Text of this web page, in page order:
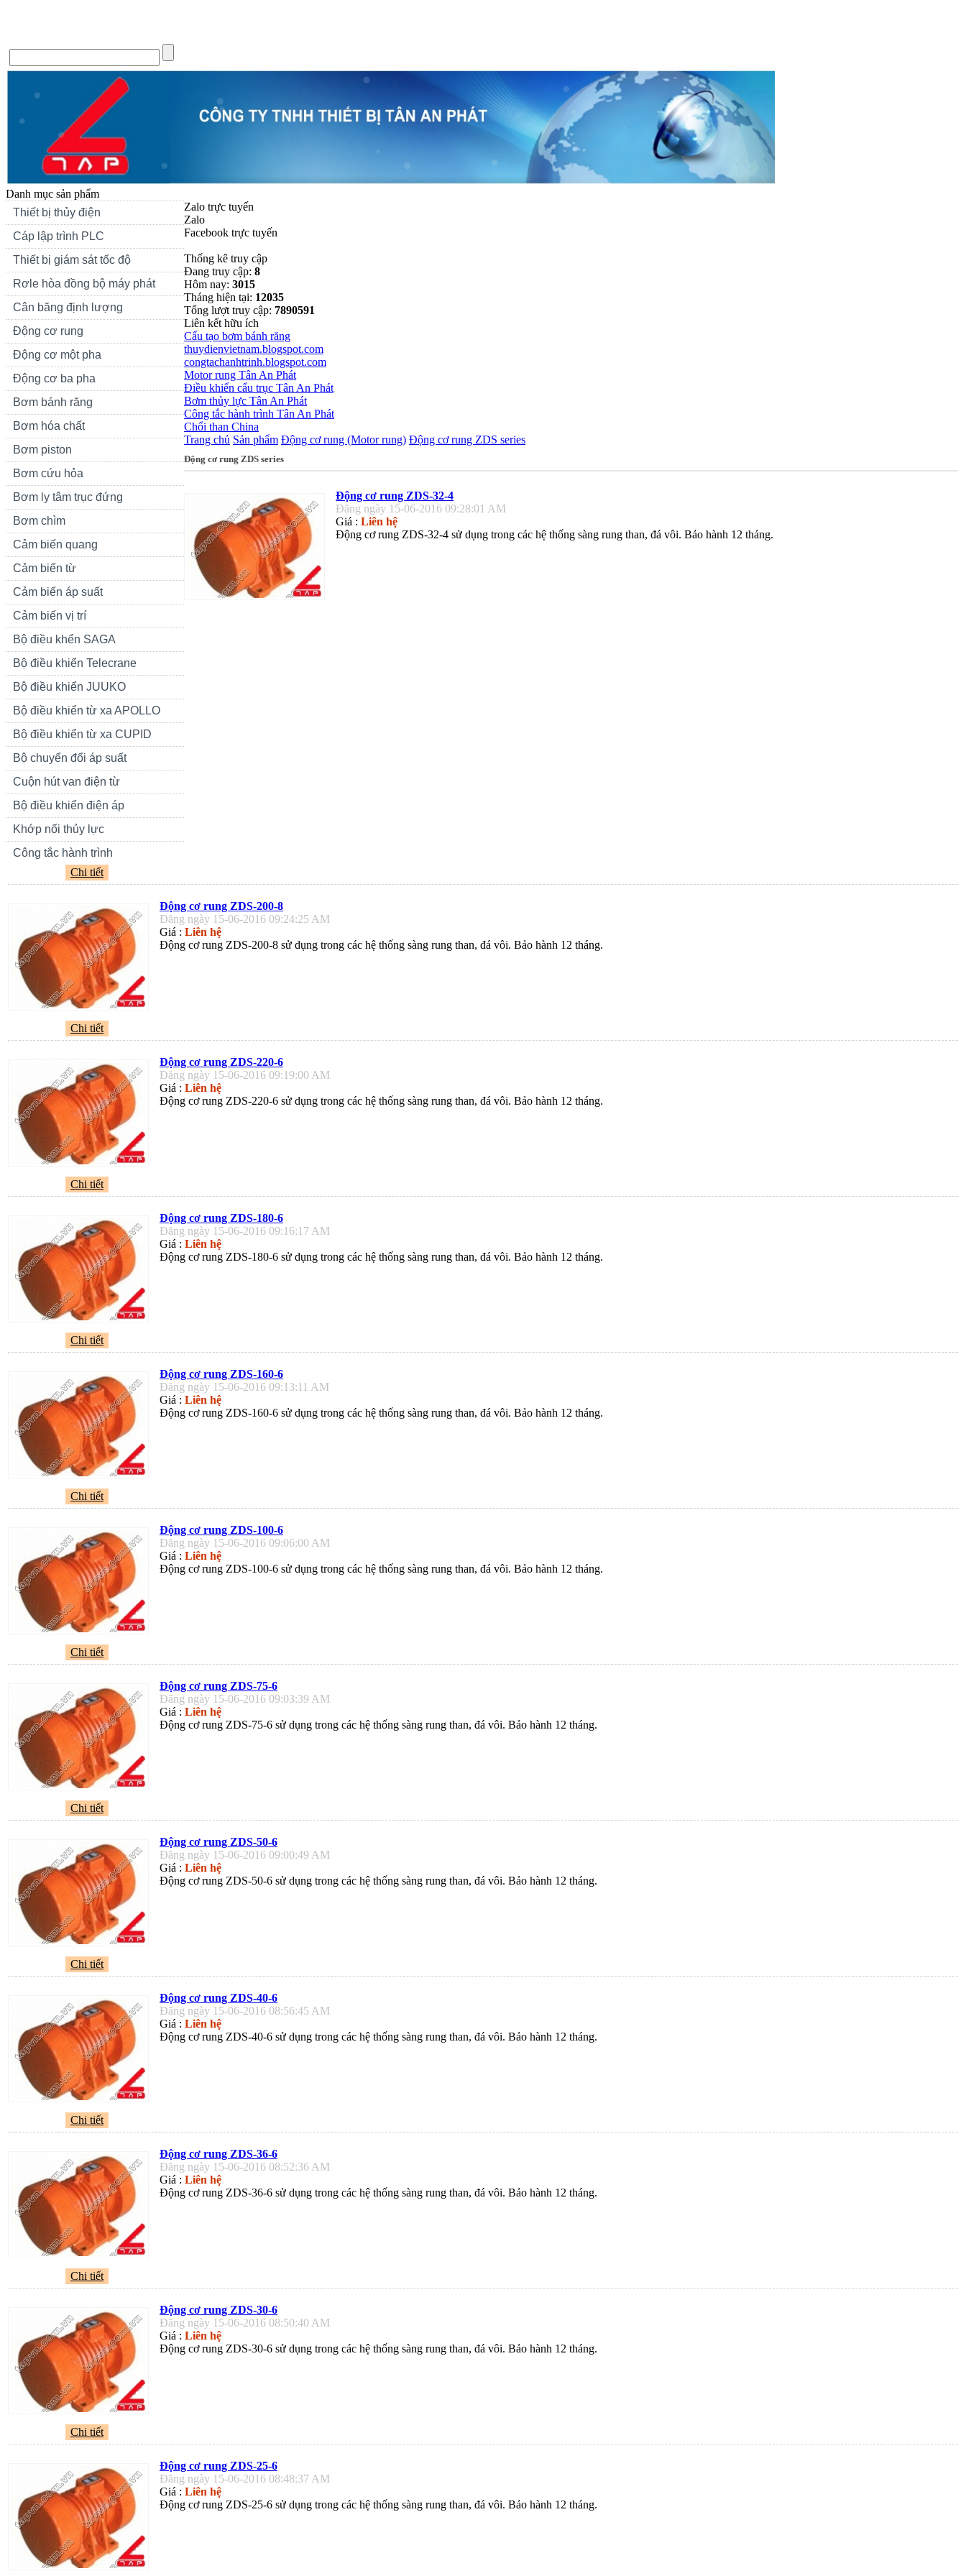
Danh mục sản phẩm
Thiết bị thủy điện
Cáp lập trình PLC
Thiết bị giám sát tốc độ
Rơle hòa đồng bộ máy phát
Cân băng định lượng
Động cơ rung
Động cơ một pha
Động cơ ba pha
Bơm bánh răng
Bơm hóa chất
Bơm piston
Bơm cứu hỏa
Bơm ly tâm trục đứng
Bơm chìm
Cảm biến quang
Cảm biến từ
Cảm biến áp suất
Cảm biến vị trí
Bộ điều khển SAGA
Bộ điều khiển Telecrane
Bộ điều khiển JUUKO
Bộ điều khiển từ xa APOLLO
Bộ điều khiển từ xa CUPID
Bộ chuyển đổi áp suất
Cuộn hút van điện từ
Bộ điều khiển điện áp
Khớp nối thủy lực
Công tắc hành trình
Zalo trực tuyến
Zalo
Facebook trực tuyến
Thống kê truy cập
Đang truy cập: 8
Hôm nay: 3015
Tháng hiện tại: 12035
Tổng lượt truy cập: 7890591
Liên kết hữu ích
Cấu tạo bơm bánh răng
thuydienvietnam.blogspot.com
congtachanhtrinh.blogspot.com
Motor rung Tân An Phát
Điều khiển cẩu trục Tân An Phát
Bơm thủy lực Tân An Phát
Công tắc hành trình Tân An Phát
Chổi than China
Trang chủ Sản phẩm Động cơ rung (Motor rung) Động cơ rung ZDS series
Động cơ rung ZDS series
Động cơ rung ZDS-32-4
Đăng ngày 15-06-2016 09:28:01 AM
Giá : Liên hệ
Động cơ rung ZDS-32-4 sử dụng trong các hệ thống sàng rung than, đá vôi. Bảo hành 12 tháng.
Chi tiết
Động cơ rung ZDS-200-8
Đăng ngày 15-06-2016 09:24:25 AM
Giá : Liên hệ
Động cơ rung ZDS-200-8 sử dụng trong các hệ thống sàng rung than, đá vôi. Bảo hành 12 tháng.
Chi tiết
Động cơ rung ZDS-220-6
Đăng ngày 15-06-2016 09:19:00 AM
Giá : Liên hệ
Động cơ rung ZDS-220-6 sử dụng trong các hệ thống sàng rung than, đá vôi. Bảo hành 12 tháng.
Chi tiết
Động cơ rung ZDS-180-6
Đăng ngày 15-06-2016 09:16:17 AM
Giá : Liên hệ
Động cơ rung ZDS-180-6 sử dụng trong các hệ thống sàng rung than, đá vôi. Bảo hành 12 tháng.
Chi tiết
Động cơ rung ZDS-160-6
Đăng ngày 15-06-2016 09:13:11 AM
Giá : Liên hệ
Động cơ rung ZDS-160-6 sử dụng trong các hệ thống sàng rung than, đá vôi. Bảo hành 12 tháng.
Chi tiết
Động cơ rung ZDS-100-6
Đăng ngày 15-06-2016 09:06:00 AM
Giá : Liên hệ
Động cơ rung ZDS-100-6 sử dụng trong các hệ thống sàng rung than, đá vôi. Bảo hành 12 tháng.
Chi tiết
Động cơ rung ZDS-75-6
Đăng ngày 15-06-2016 09:03:39 AM
Giá : Liên hệ
Động cơ rung ZDS-75-6 sử dụng trong các hệ thống sàng rung than, đá vôi. Bảo hành 12 tháng.
Chi tiết
Động cơ rung ZDS-50-6
Đăng ngày 15-06-2016 09:00:49 AM
Giá : Liên hệ
Động cơ rung ZDS-50-6 sử dụng trong các hệ thống sàng rung than, đá vôi. Bảo hành 12 tháng.
Chi tiết
Động cơ rung ZDS-40-6
Đăng ngày 15-06-2016 08:56:45 AM
Giá : Liên hệ
Động cơ rung ZDS-40-6 sử dụng trong các hệ thống sàng rung than, đá vôi. Bảo hành 12 tháng.
Chi tiết
Động cơ rung ZDS-36-6
Đăng ngày 15-06-2016 08:52:36 AM
Giá : Liên hệ
Động cơ rung ZDS-36-6 sử dụng trong các hệ thống sàng rung than, đá vôi. Bảo hành 12 tháng.
Chi tiết
Động cơ rung ZDS-30-6
Đăng ngày 15-06-2016 08:50:40 AM
Giá : Liên hệ
Động cơ rung ZDS-30-6 sử dụng trong các hệ thống sàng rung than, đá vôi. Bảo hành 12 tháng.
Chi tiết
Động cơ rung ZDS-25-6
Đăng ngày 15-06-2016 08:48:37 AM
Giá : Liên hệ
Động cơ rung ZDS-25-6 sử dụng trong các hệ thống sàng rung than, đá vôi. Bảo hành 12 tháng.